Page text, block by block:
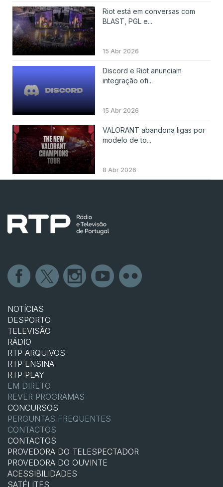
Riot está em conversas com
BLAST, PGL e...
15 Abr 2026
Discord e Riot anunciam
integração ofi...
15 Abr 2026
VALORANT abandona ligas por
modelo de to...
8 Abr 2026
NOTÍCIAS
DESPORTO
TELEVISÃO
RÁDIO
RTP ARQUIVOS
RTP ENSINA
RTP PLAY
EM DIRETO
REVER PROGRAMAS
CONCURSOS
PERGUNTAS FREQUENTES
CONTACTOS
CONTACTOS
PROVEDORA DO TELESPECTADOR
PROVEDORA DO OUVINTE
ACESSIBILIDADES
SATÉLITES